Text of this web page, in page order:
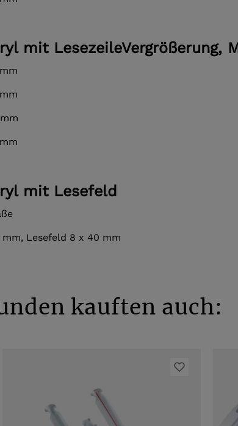
mit LesezeileVergrößerung,
mit Lesefeld
Lesefeld 8 x 40 mm
kauften auch: